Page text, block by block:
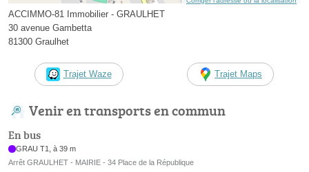
ACCIMMO-81 Immobilier - GRAULHET
30 avenue Gambetta
81300 Graulhet
Trajet Waze Trajet Maps
Venir en transports en commun
En bus
GRAU T1, à 39 m
Arrêt GRAULHET - MAIRIE - 34 Place de la République